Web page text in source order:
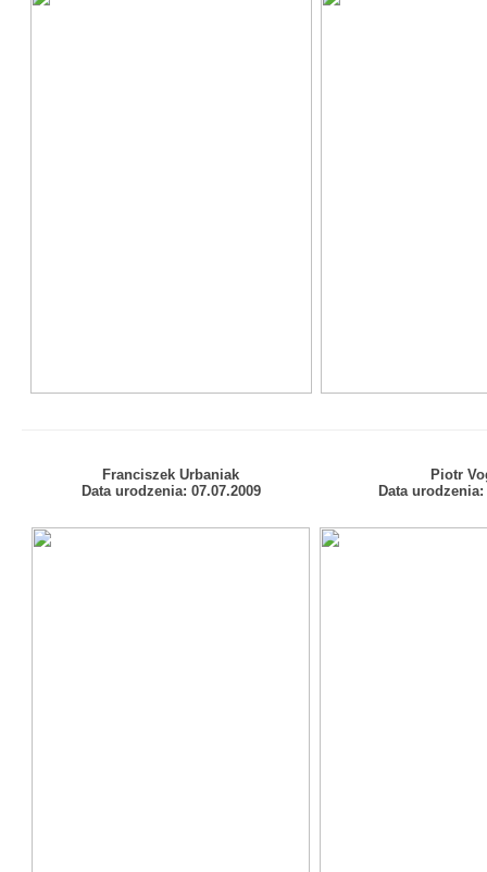
Franciszek Urbaniak
Data urodzenia: 07.07.2009
Piotr
Data urodzenia: